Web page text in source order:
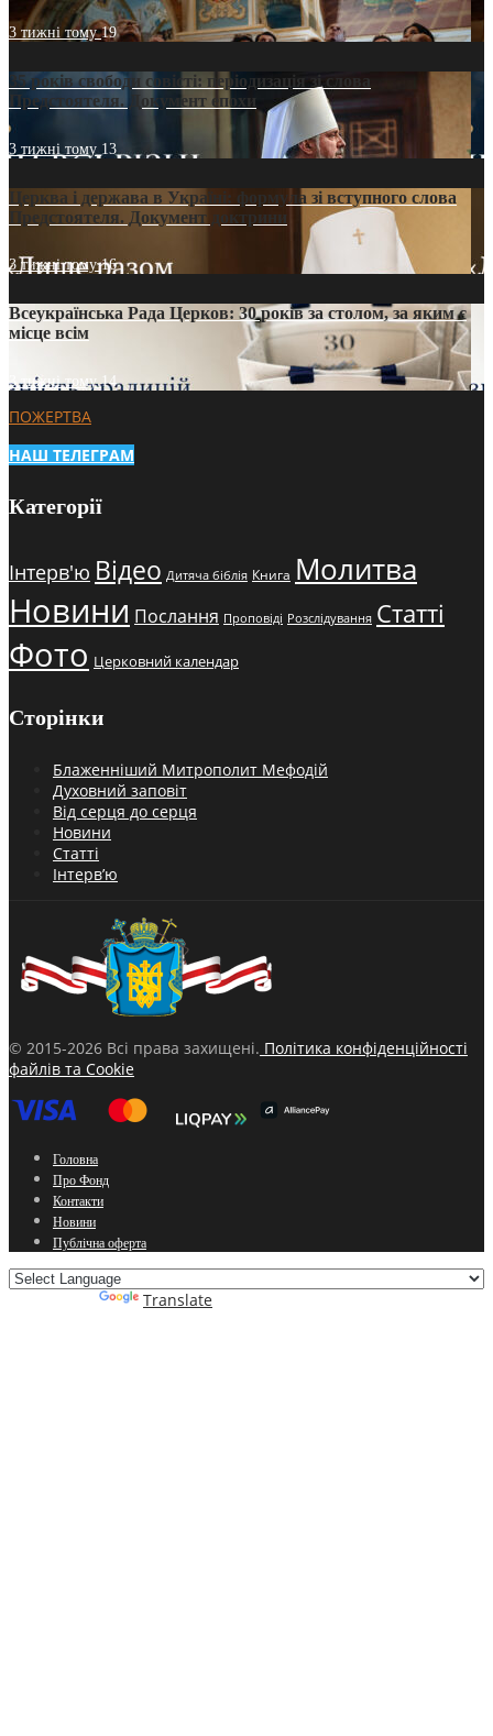
3 тижні тому19
35 років свободи совісті: періодизація зі слова
Предстоятеля. Документ епохи
3 тижні тому 13
Церква і держава в Україні: формула зі вступного слова
Предстоятеля. Документ доктрини
3 тижні тому16
Всеукраїнська Рада Церков: 30 років за столом, за яким є
місце всім
3 тижні тому14
ПОЖЕРТВА
НАШ ТЕЛЕГРАМ
Категорії
Інтерв'ю Відео Дитяча біблія Книга Молитва
Новини Послання Проповіді Розслідування Статті
Фото Церковний календар
Сторінки
Блаженніший Митрополит Мефодій
Духовний заповіт
Від серця до серця
Новини
Статті
Інтерв’ю
© 2015-2026 Всі права захищені. Політика конфіденційності
файлів та Cookie
Головна
Про Фонд
Контакти
Новини
Публічна оферта
Translate